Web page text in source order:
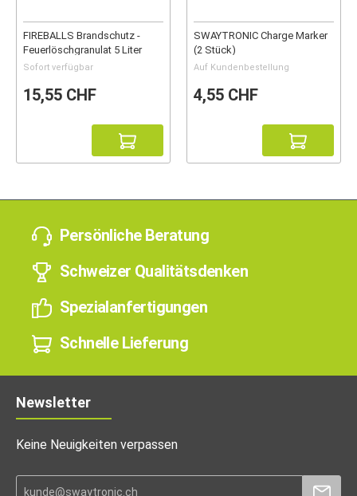
FIREBALLS Brandschutz -
Feuerlöschgranulat 5 Liter
Sofort verfügbar
15,55 CHF
SWAYTRONIC Charge Marker
(2 Stück)
Auf Kundenbestellung
4,55 CHF
Persönliche Beratung
Schweizer Qualitätsdenken
Spezialanfertigungen
Schnelle Lieferung
Newsletter
Keine Neuigkeiten verpassen